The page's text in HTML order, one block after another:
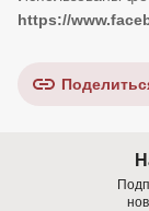
https://